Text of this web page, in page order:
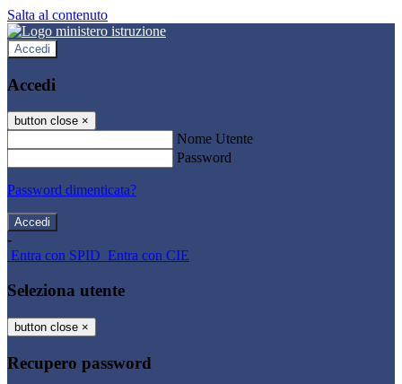
Salta al contenuto
Accedi
Accedi
button close ×
Nome Utente
Password
Password dimenticata?
-
Entra con SPID Entra con CIE
Seleziona utente
button close ×
Recupero password